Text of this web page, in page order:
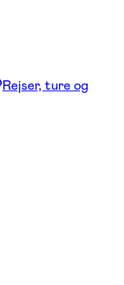
Rejser, ture og